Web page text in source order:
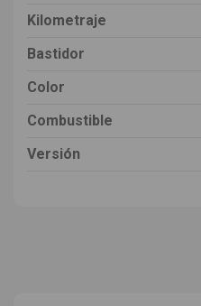
Kilometraje
Bastidor
Color
Combustible
Versión